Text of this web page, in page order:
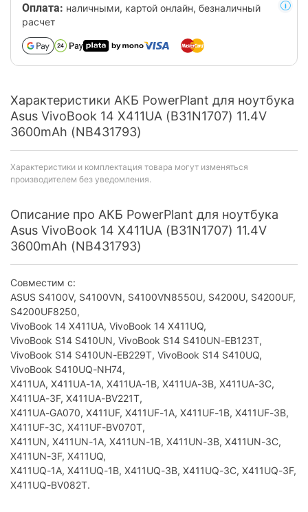
Оплата: наличными, картой онлайн, безналичный
расчет
Характеристики АКБ PowerPlant для ноутбука
Asus VivoBook 14 X411UA (B31N1707) 11.4V
3600mAh (NB431793)
Характеристики и комплектация товара могут изменяться
производителем без уведомления.
Описание про АКБ PowerPlant для ноутбука
Asus VivoBook 14 X411UA (B31N1707) 11.4V
3600mAh (NB431793)
Совместим с:
ASUS S4100V, S4100VN, S4100VN8550U, S4200U, S4200UF,
S4200UF8250,
VivoBook 14 X411UA, VivoBook 14 X411UQ,
VivoBook S14 S410UN, VivoBook S14 S410UN-EB123T,
VivoBook S14 S410UN-EB229T, VivoBook S14 S410UQ,
VivoBook S410UQ-NH74,
X411UA, X411UA-1A, X411UA-1B, X411UA-3B, X411UA-3C,
X411UA-3F, X411UA-BV221T,
X411UA-GA070, X411UF, X411UF-1A, X411UF-1B, X411UF-3B,
X411UF-3C, X411UF-BV070T,
X411UN, X411UN-1A, X411UN-1B, X411UN-3B, X411UN-3C,
X411UN-3F, X411UQ,
X411UQ-1A, X411UQ-1B, X411UQ-3B, X411UQ-3C, X411UQ-3F,
X411UQ-BV082T.